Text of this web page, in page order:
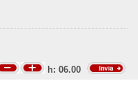
h: 06.00